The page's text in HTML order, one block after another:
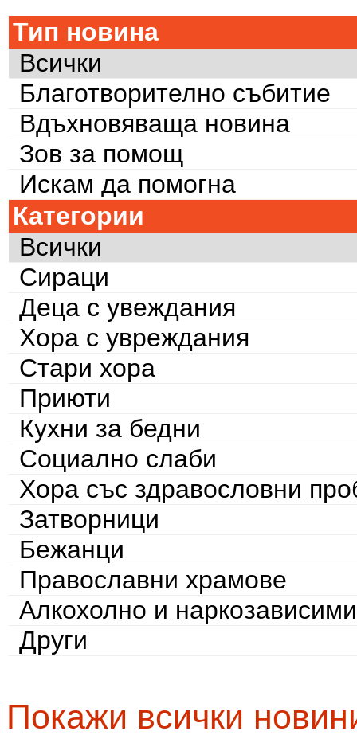
Тип новина
Всички
Благотворително събитие
Вдъхновяваща новина
Зов за помощ
Искам да помогна
Категории
Всички
Сираци
Деца с увеждания
Хора с увреждания
Стари хора
Приюти
Кухни за бедни
Социално слаби
Хора със здравословни
Затворници
Бежанци
Православни храмове
Алкохолно и наркозависими
Други
Покажи всички